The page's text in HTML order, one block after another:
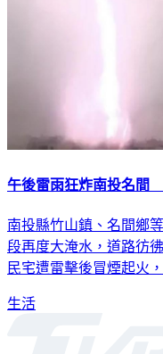
午後雷雨狂炸南投名間
南投縣竹山鎮、名間鄉
段再度大淹水，道路彷
民宅遭雷擊後冒煙起火
生活